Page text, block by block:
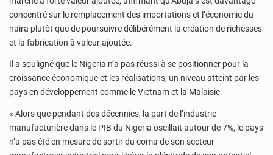
concentré sur le remplacement des importations et l’économie du
naira plutôt que de poursuivre délibérément la création de richesses
et la fabrication à valeur ajoutée.
Il a souligné que le Nigeria n’a pas réussi à se positionner pour la
croissance économique et les réalisations, un niveau atteint par les
pays en développement comme le Vietnam et la Malaisie.
« Alors que pendant des décennies, la part de l’industrie
manufacturière dans le PIB du Nigeria oscillait autour de 7%, le pays
n’a pas été en mesure de sortir du coma de son secteur